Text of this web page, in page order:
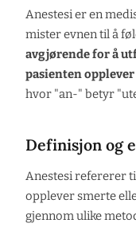
Anestesi er en
mister evnen til å
avgjørende for å
pasienten
hvor "an-" betyr
Definisjon og
Anestesi refererer
opplever smerte
gjennom ulike